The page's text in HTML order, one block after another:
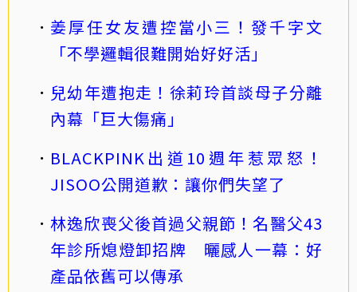
姜厚任女友遭控當小三！發千字文
「不學邏輯很難開始好好活」
兒幼年遭抱走！徐莉玲首談母子分離
內幕「巨大傷痛」
BLACKPINK出道10週年惹眾怒！
JISOO公開道歉：讓你們失望了
林逸欣喪父後首過父親節！名醫父43
年診所熄燈卸招牌 曬感人一幕：好
產品依舊可以傳承